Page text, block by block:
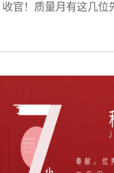
收官！质量月有这几位